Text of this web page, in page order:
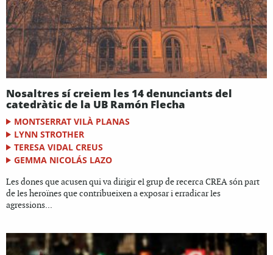
Nosaltres sí creiem les 14 denunciants del
catedràtic de la UB Ramón Flecha
MONTSERRAT VILÀ PLANAS
LYNN STROTHER
TERESA VIDAL CREUS
GEMMA NICOLÁS LAZO
Les dones que acusen qui va dirigir el grup de recerca CREA són part
de les heroïnes que contribueixen a exposar i erradicar les
agressions...